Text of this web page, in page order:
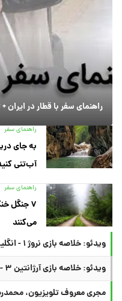
راهنمای سفر با قطار در
راهنمای سفر
به جای
آب‌تنی
راهنمای سفر
۷ جنگل
می‌کنند
ویدئو: خلاصه بازی نروژ ۱ - انگلیس ۲
ویدئو: خلاصه بازی آرژانتین ۳ - سوئیس ۱
مجری معروف تلویزیون،